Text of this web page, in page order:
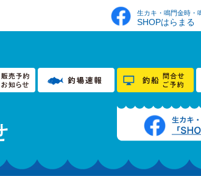
生カキ・鳴門金時・
SHOPはらまる